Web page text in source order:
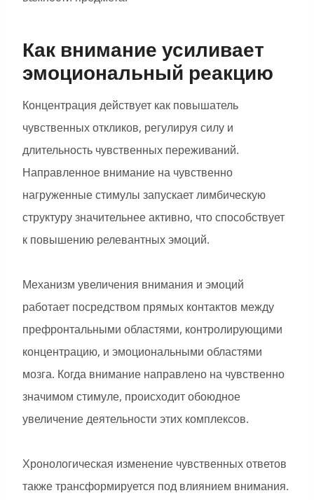
Как внимание усиливает
эмоциональный реакцию
Концентрация действует как повышатель
чувственных откликов, регулируя силу и
длительность чувственных переживаний.
Направленное внимание на чувственно
нагруженные стимулы запускает лимбическую
структуру значительнее активно, что способствует
к повышению релевантных эмоций.
Механизм увеличения внимания и эмоций
работает посредством прямых контактов между
префронтальными областями, контролирующими
концентрацию, и эмоциональными областями
мозга. Когда внимание направлено на чувственно
значимом стимуле, происходит обоюдное
увеличение деятельности этих комплексов.
Хронологическая изменение чувственных ответов
также трансформируется под влиянием внимания.